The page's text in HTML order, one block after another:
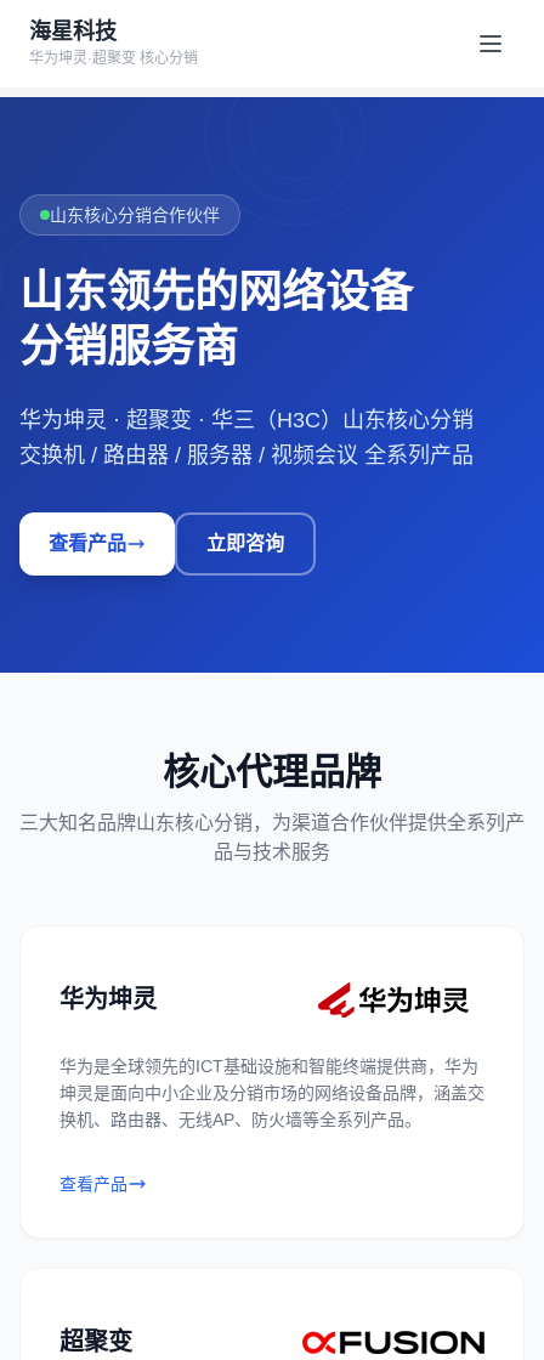
海星科技
华为坤灵·超聚变 核心分销
山东核心分销合作伙伴
山东领先的网络设备
分销服务商
华为坤灵 · 超聚变 · 华三（H3C）山东核心分销
交换机 / 路由器 / 服务器 / 视频会议 全系列产品
查看产品 立即咨询
核心代理品牌
三大知名品牌山东核心分销，为渠道合作伙伴提供全系列产
品与技术服务
华为坤灵
华为是全球领先的ICT基础设施和智能终端提供商，华为
坤灵是面向中小企业及分销市场的网络设备品牌，涵盖交
换机、路由器、无线AP、防火墙等全系列产品。
查看产品
超聚变